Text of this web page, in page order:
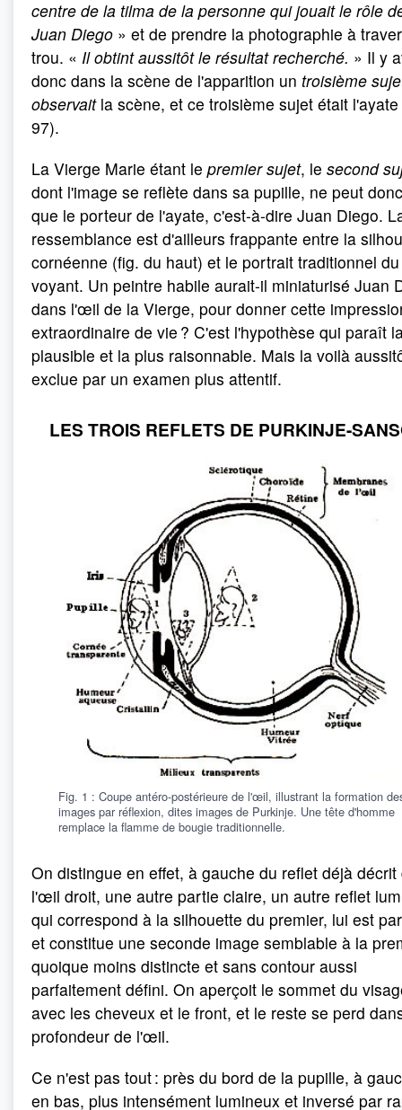
centre de la tilma de la personne qui jouait le rôle
Juan Diego » et de prendre la photographie à
trou. « Il obtint aussitôt le résultat recherché. » Il y
donc dans la scène de l'apparition un troisième
observait la scène, et ce troisième sujet était
97).
La Vierge Marie étant le premier sujet, le second
dont l'image se reflète dans sa pupille, ne peut
que le porteur de l'ayate, c'est-à-dire Juan Diego.
ressemblance est d'ailleurs frappante entre la
cornéenne (fig. du haut) et le portrait traditionnel du
voyant. Un peintre habile aurait-il miniaturisé Juan
dans l'œil de la Vierge, pour donner cette
extraordinaire de vie ? C'est l'hypothèse qui paraît
plausible et la plus raisonnable. Mais la voilà
exclue par un examen plus attentif.
LES TROIS REFLETS DE PURKINJE-
Fig. 1 : Coupe antéro-postérieure de l'œil, illustrant la formation
images par réflexion, dites images de Purkinje. Une tête d'homme
remplace la flamme de bougie traditionnelle.
On distingue en effet, à gauche du reflet déjà décrit
l'œil droit, une autre partie claire, un autre reflet
qui correspond à la silhouette du premier, lui est
et constitue une seconde image semblable à la
quoique moins distincte et sans contour aussi
parfaitement défini. On aperçoit le sommet du
avec les cheveux et le front, et le reste se perd
profondeur de l'œil.
Ce n'est pas tout : près du bord de la pupille, à
en bas, plus intensément lumineux et inversé par